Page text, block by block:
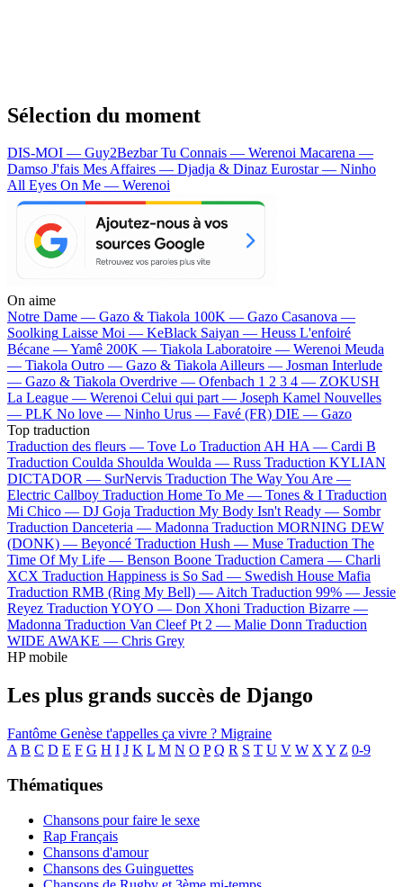
Sélection du moment
DIS-MOI — Guy2BezbarTu Connais — Werenoi Macarena —
Damso J'fais Mes Affaires — Djadja & Dinaz Eurostar — Ninho
All Eyes On Me — Werenoi
On aime
Notre Dame — Gazo & Tiakola 100K — Gazo Casanova —
Soolking Laisse Moi — KeBlack Saiyan — Heuss L'enfoiré
Bécane —Yamê 200K — Tiakola Laboratoire — Werenoi Meuda
— Tiakola Outro — Gazo & TiakolaAilleurs — Josman Interlude
— Gazo & Tiakola Overdrive — Ofenbach 1 2 3 4 — ZOKUSH
La League — Werenoi Celui qui part — Joseph Kamel Nouvelles
— PLK No love — Ninho Urus — Favé (FR) DIE — Gazo
Top traduction
Traduction des fleurs — Tove Lo Traduction AH HA — Cardi B
Traduction Coulda Shoulda Woulda — Russ Traduction KYLIAN
DICTADOR — SurNervis Traduction The Way You Are —
Electric Callboy Traduction Home To Me — Tones & I Traduction
Mi Chico — DJ Goja Traduction My Body Isn't Ready — Sombr
Traduction Danceteria — Madonna Traduction MORNING DEW
(DONK) — Beyoncé Traduction Hush — Muse Traduction The
Time Of My Life — Benson Boone Traduction Camera — Charli
XCX Traduction Happiness is So Sad — Swedish House Mafia
Traduction RMB (Ring My Bell) —Aitch Traduction 99% — Jessie
Reyez Traduction YOYO — Don Xhoni Traduction Bizarre —
Madonna Traduction Van Cleef Pt 2 — Malie Donn Traduction
WIDE AWAKE — Chris Grey
HP mobile
Les plus grands succès de Django
Fantôme Genèse t'appelles ça vivre ? Migraine
A B C D E F G H I J K L M N O P Q R S T U V W X Y Z 0-9
Thématiques
Chansons pour faire le sexe
Rap Français
Chansons d'amour
Chansons des Guinguettes